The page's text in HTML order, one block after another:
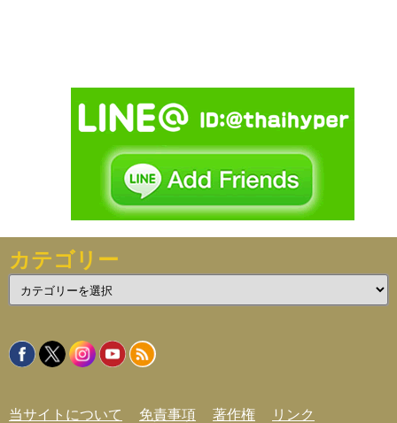
カテゴリー
テ
リ
ー
当サイトについて 免責事項 著作権 リンク